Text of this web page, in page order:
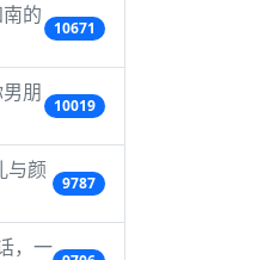
的
10671
朋
10019
与颜
9787
，一